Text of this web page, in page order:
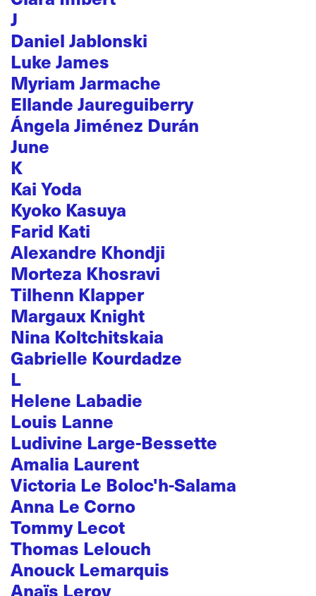
J
Daniel Jablonski
Luke James
Myriam Jarmache
Ellande Jaureguiberry
Ángela Jiménez Durán
June
K
Kai Yoda
Kyoko Kasuya
Farid Kati
Alexandre Khondji
Morteza Khosravi
Tilhenn Klapper
Margaux Knight
Nina Koltchitskaia
Gabrielle Kourdadze
L
Helene Labadie
Louis Lanne
Ludivine Large-Bessette
Amalia Laurent
Victoria Le Boloc'h-Salama
Anna Le Corno
Tommy Lecot
Thomas Lelouch
Anouck Lemarquis
Anaïs Leroy